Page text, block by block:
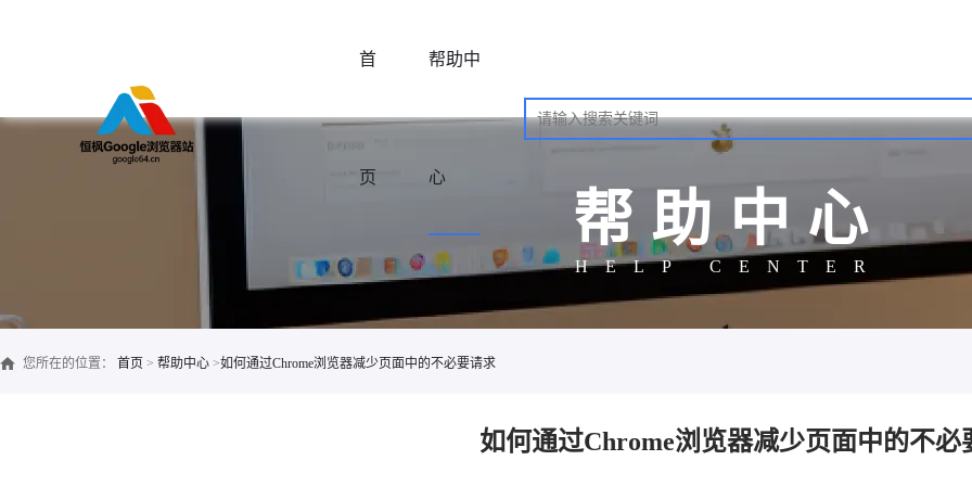
首
页
帮助中
心
帮助中心
HELP CENTER
您所在的位置： 首页 > 帮助中心 >如何通过Chrome浏览器减少页面中的不必要请求
如何通过Chrome浏览器减少页面中的不必